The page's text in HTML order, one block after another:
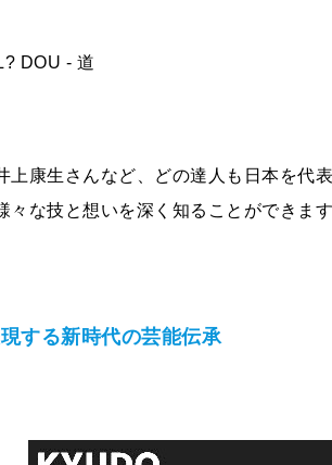
DOU - 道
上康生さんなど、どの達人も日本を代
々な技と想いを深く知ることができま
する新時代の芸能伝承